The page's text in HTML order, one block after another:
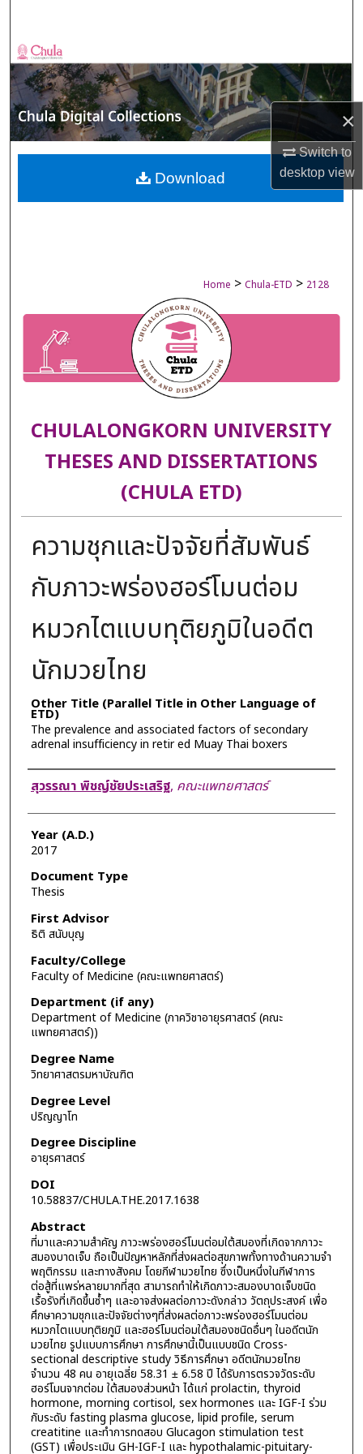
×
Switch to
desktopview
Browse Collections
My Account
About
Digital Commons Network™
Home > Chula-ETD > 2128
CHULALONGKORN UNIVERSITY
THESES AND DISSERTATIONS
(CHULA ETD)
ความชุกและปัจจัยที่สัมพันธ์
กับภาวะพร่องฮอร์โมนต่อม
หมวกไตแบบทุติยภูมิในอดีต
นักมวยไทย
Other Title (Parallel Title in Other Language of
ETD)
The prevalence and associated factors of secondary
adrenal insufficiency in retir ed Muay Thai boxers
Author
สุวรรณา พิชญ์ชัยประเสริฐ, คณะแพทยศาสตร์
Year (A.D.)
2017
Document Type
Thesis
First Advisor
ธิติ สนับบุญ
Faculty/College
Faculty of Medicine (คณะแพทยศาสตร์)
Department (if any)
Department of Medicine (ภาควิชาอายุรศาสตร์ (คณะ
แพทยศาสตร์))
Degree Name
วิทยาศาสตรมหาบัณฑิต
Degree Level
ปริญญาโท
Degree Discipline
อายุรศาสตร์
DOI
10.58837/CHULA.THE.2017.1638
Abstract
ที่มาและความสำคัญ ภาวะพร่องฮอร์โมนต่อมใต้สมองที่เกิดจากภาวะ
สมองบาดเจ็บ ถือเป็นปัญหาหลักที่ส่งผลต่อสุขภาพทั้งทางด้านความจำ
พฤติกรรม และทางสังคม โดยกีฬามวยไทย ซึ่งเป็นหนึ่งในกีฬาการ
ต่อสู้ที่แพร่หลายมากที่สุด สามารถทำให้เกิดภาวะสมองบาดเจ็บชนิด
เรื้อรังที่เกิดขึ้นซ้ำๆ และอาจส่งผลต่อภาวะดังกล่าว วัตถุประสงค์ เพื่อ
ศึกษาความชุกและปัจจัยต่างๆที่ส่งผลต่อภาวะพร่องฮอร์โมนต่อม
หมวกไตแบบทุติยภูมิ และฮอร์โมนต่อมใต้สมองชนิดอื่นๆ ในอดีตนัก
มวยไทย รูปแบบการศึกษา การศึกษานี้เป็นแบบชนิด Cross-
sectional descriptive study วิธีการศึกษา อดีตนักมวยไทย
จำนวน 48 คน อายุเฉลี่ย 58.31 ± 6.58 ปี ได้รับการตรวจวัดระดับ
ฮอร์โมนจากต่อม ใต้สมองส่วนหน้า ได้แก่ prolactin, thyroid
hormone, morning cortisol, sex hormones และ IGF-I ร่วม
กับระดับ fasting plasma glucose, lipid profile, serum
creatitine และทำการทดสอบ Glucagon stimulation test
(GST) เพื่อประเมิน GH-IGF-I และ hypothalamic-pituitary-
Download